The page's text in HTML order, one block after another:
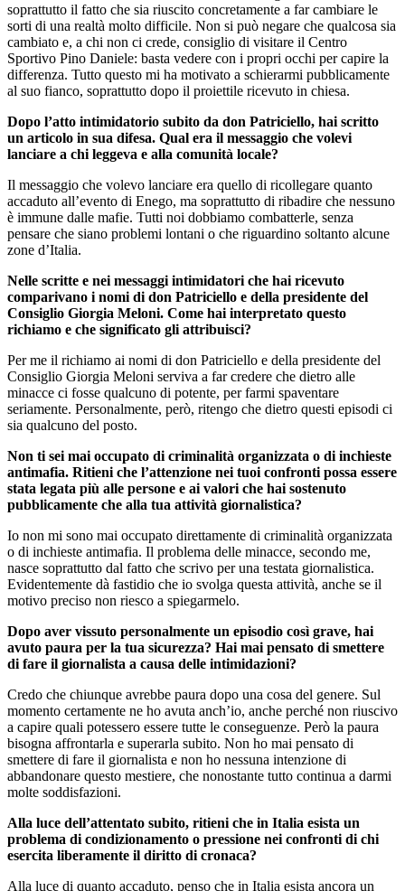
soprattutto il fatto che sia riuscito concretamente a far cambiare le
sorti di una realtà molto difficile. Non si può negare che qualcosa sia
cambiato e, a chi non ci crede, consiglio di visitare il Centro
Sportivo Pino Daniele: basta vedere con i propri occhi per capire la
differenza. Tutto questo mi ha motivato a schierarmi pubblicamente
al suo fianco, soprattutto dopo il proiettile ricevuto in chiesa.
Dopo l’atto intimidatorio subito da don Patriciello, hai scritto
un articolo in sua difesa. Qual era il messaggio che volevi
lanciare a chi leggeva e alla comunità locale?
Il messaggio che volevo lanciare era quello di ricollegare quanto
accaduto all’evento di Enego, ma soprattutto di ribadire che nessuno
è immune dalle mafie. Tutti noi dobbiamo combatterle, senza
pensare che siano problemi lontani o che riguardino soltanto alcune
zone d’Italia.
Nelle scritte e nei messaggi intimidatori che hai ricevuto
comparivano i nomi di don Patriciello e della presidente del
Consiglio Giorgia Meloni. Come hai interpretato questo
richiamo e che significato gli attribuisci?
Per me il richiamo ai nomi di don Patriciello e della presidente del
Consiglio Giorgia Meloni serviva a far credere che dietro alle
minacce ci fosse qualcuno di potente, per farmi spaventare
seriamente. Personalmente, però, ritengo che dietro questi episodi ci
sia qualcuno del posto.
Non ti sei mai occupato di criminalità organizzata o di inchieste
antimafia. Ritieni che l’attenzione nei tuoi confronti possa essere
stata legata più alle persone e ai valori che hai sostenuto
pubblicamente che alla tua attività giornalistica?
Io non mi sono mai occupato direttamente di criminalità organizzata
o di inchieste antimafia. Il problema delle minacce, secondo me,
nasce soprattutto dal fatto che scrivo per una testata giornalistica.
Evidentemente dà fastidio che io svolga questa attività, anche se il
motivo preciso non riesco a spiegarmelo.
Dopo aver vissuto personalmente un episodio così grave, hai
avuto paura per la tua sicurezza? Hai mai pensato di smettere
di fare il giornalista a causa delle intimidazioni?
Credo che chiunque avrebbe paura dopo una cosa del genere. Sul
momento certamente ne ho avuta anch’io, anche perché non riuscivo
a capire quali potessero essere tutte le conseguenze. Però la paura
bisogna affrontarla e superarla subito. Non ho mai pensato di
smettere di fare il giornalista e non ho nessuna intenzione di
abbandonare questo mestiere, che nonostante tutto continua a darmi
molte soddisfazioni.
Alla luce dell’attentato subito, ritieni che in Italia esista un
problema di condizionamento o pressione nei confronti di chi
esercita liberamente il diritto di cronaca?
Alla luce di quanto accaduto, penso che in Italia esista ancora un